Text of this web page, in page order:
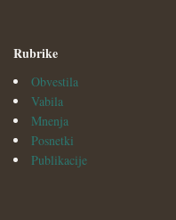
Rubrike
Obvestila
Vabila
Mnenja
Posnetki
Publikacije